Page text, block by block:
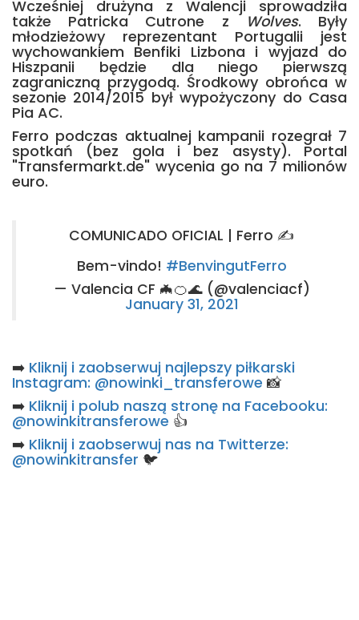
Wcześniej drużyna z Walencji sprowadziła
także Patricka Cutrone z Wolves. Były
młodzieżowy reprezentant Portugalii jest
wychowankiem Benfiki Lizbona i wyjazd do
Hiszpanii będzie dla niego pierwszą
zagraniczną przygodą. Środkowy obrońca w
sezonie 2014/2015 był wypożyczony do Casa
Pia AC.
Ferro podczas aktualnej kampanii rozegrał 7
spotkań (bez gola i bez asysty). Portal
"Transfermarkt.de" wycenia go na 7 milionów
euro.
COMUNICADO OFICIAL | Ferro ✍️
Bem-vindo! #BenvingutFerro
— Valencia CF 🦇🍊🌊 (@valenciacf)
January 31, 2021
➡️ Kliknij i zaobserwuj najlepszy piłkarski
Instagram: @nowinki_transferowe 📸
➡️ Kliknij i polub naszą stronę na Facebooku:
@nowinkitransferowe 👍
➡️ Kliknij i zaobserwuj nas na Twitterze:
@nowinkitransfer 🐦